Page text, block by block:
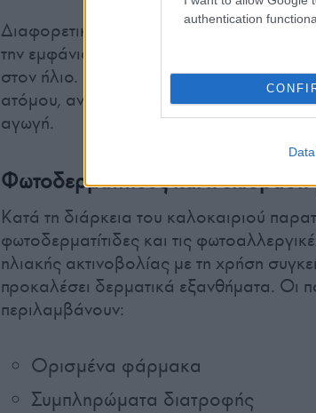
authentication
Διαφορετική είναι η ηλιακή κνίδωση,
την εμφάνισή τους αποκλειστικά στα
στον ήλιο. Παρά το γεγονός ότι
ατόμου, αντιμετωπίζεται αποτελεσματικά
αγωγή.
Φωτοδερματίτιδες και η
Κατά τη διάρκεια του καλοκαιριού
φωτοδερματίτιδες και τις
ηλιακής ακτινοβολίας με τη χρήση
προκαλέσει δερματικά εξανθήματα. Οι
περιλαμβάνουν:
Ορισμένα φάρμακα
Συμπληρώματα διατροφής